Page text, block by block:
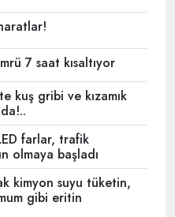
7 saat kısaltıyor
kuş gribi ve kızamık
farlar, trafik
olmaya başladı
kimyon suyu tüketin,
gibi eritin